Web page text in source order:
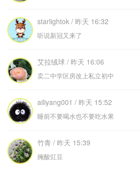
starlightok / 昨天 16:32
听说新冠又来了
艾拉绒球 / 昨天 16:06
卖二中学区房改上私立初中
ailiyang001 / 昨天 15:52
睡前不要喝水也不要吃水果
竹青 / 昨天 15:39
腌酸豇豆